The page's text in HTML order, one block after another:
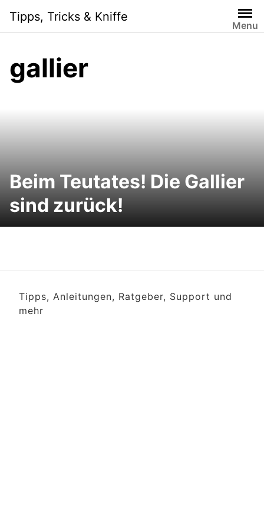
content
Tipps, Tricks & Kniffe
Menu
gallier
Beim Teutates! Die Gallier
sind zurück!
Tipps, Anleitungen, Ratgeber, Support und
mehr